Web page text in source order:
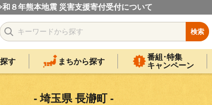
和８年熊本地震 災害支援寄付受付について
検索
す まちから探す
番組･特集
キャンペーン
- 埼玉県 長瀞町 -